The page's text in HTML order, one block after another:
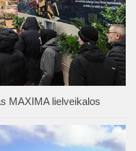
MAXIMA lielveikalos